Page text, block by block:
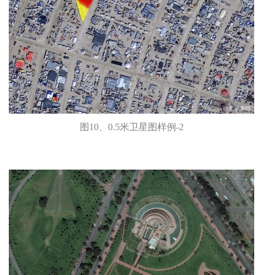
图10、0.5米卫星图样例-2